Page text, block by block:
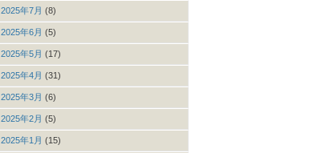
2025年7月 (8)
2025年6月 (5)
2025年5月 (17)
2025年4月 (31)
2025年3月 (6)
2025年2月 (5)
2025年1月 (15)